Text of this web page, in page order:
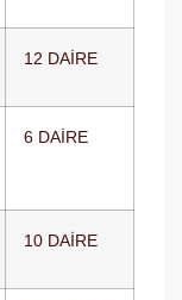
12 DAİRE
6 DAİRE
10 DAİRE